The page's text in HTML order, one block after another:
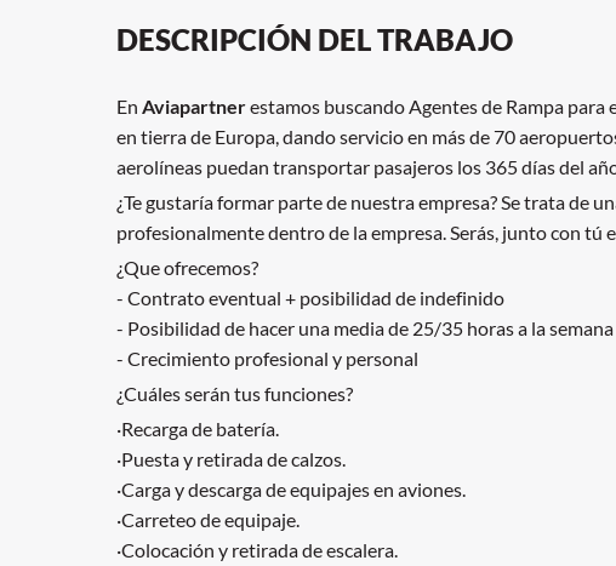
DESCRIPCIÓN DEL TRABAJO
En Aviapartnerestamos buscando Agentes de Rampa
en tierra de Europa, dando servicio en más de 70
aerolíneas puedan transportar pasajeros los 365 días del
¿Te gustaría formar parte de nuestra empresa? Se trata
profesionalmente dentro de la empresa. Serás, junto con tú
¿Que ofrecemos?
- Contrato eventual + posibilidad de indefinido
- Posibilidad de hacer una media de 25/35 horas a la semana
- Crecimiento profesional y personal
¿Cuáles serán tus funciones?
·Recarga de batería.
·Puesta y retirada de calzos.
·Carga y descarga de equipajes en aviones.
·Carreteo de equipaje.
·Colocación y retirada de escalera.